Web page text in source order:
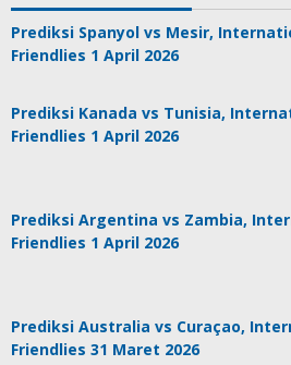
Prediksi Spanyol vs Mesir,
Friendlies 1 April 2026
Prediksi Kanada vs Tunisia,
Friendlies 1 April 2026
Prediksi Argentina vs Zambia,
Friendlies 1 April 2026
Prediksi Australia vs Curaçao,
Friendlies 31 Maret 2026